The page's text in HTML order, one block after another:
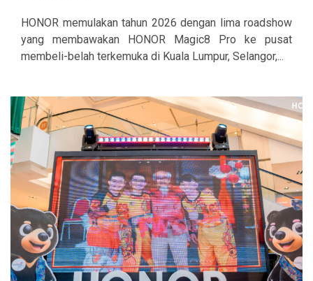
HONOR memulakan tahun 2026 dengan lima roadshow
yang membawakan HONOR Magic8 Pro ke pusat
membeli-belah terkemuka di Kuala Lumpur, Selangor,...